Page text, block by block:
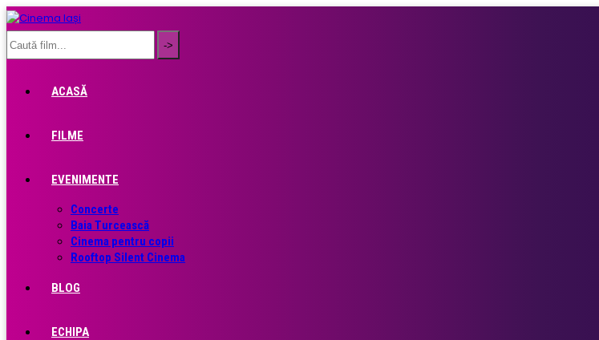
ACASĂ
FILME
EVENIMENTE
Concerte
Baia Turcească
Cinema pentru copii
Rooftop Silent Cinema
BLOG
ECHIPA